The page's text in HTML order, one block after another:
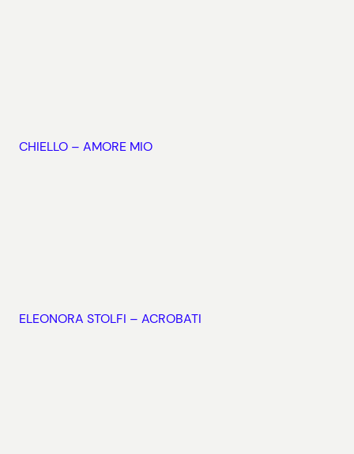
CHIELLO – AMORE MIO
ELEONORA STOLFI – ACROBATI